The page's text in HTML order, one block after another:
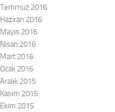
Temmuz 2016
Haziran 2016
Mayıs 2016
Nisan 2016
Mart 2016
Ocak 2016
Aralık 2015
Kasım 2015
Ekim 2015